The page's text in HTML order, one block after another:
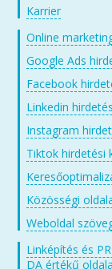
Karrier
Online
Google Ads
Facebook
Linkedin
Instagram
Tiktok hirdetési
Közösségi
Weboldal
Linképítés és
DA értékű